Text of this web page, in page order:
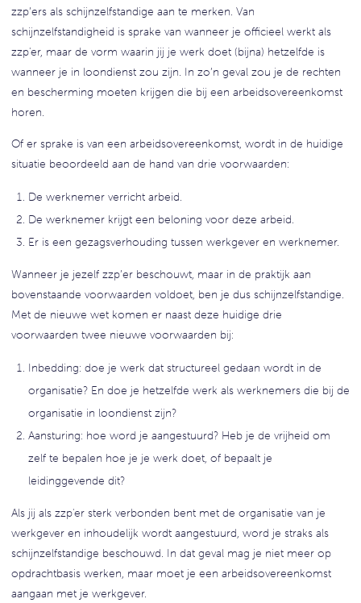
zzp’ers als schijnzelfstandige aan te merken. Van
schijnzelfstandigheid is sprake van wanneer je officieel werkt als
zzp'er, maar de vorm waarin jij je werk doet (bijna) hetzelfde is
wanneer je in loondienst zou zijn. In zo’n geval zou je de rechten
en bescherming moeten krijgen die bij een arbeidsovereenkomst
horen.
Of er sprake is van een arbeidsovereenkomst, wordt in de huidige
situatie beoordeeld aan de hand van drie voorwaarden:
De werknemer verricht arbeid.
De werknemer krijgt een beloning voor deze arbeid.
Er is een gezagsverhouding tussen werkgever en werknemer.
Wanneer je jezelf zzp’er beschouwt, maar in de praktijk aan
bovenstaande voorwaarden voldoet, ben je dus schijnzelfstandige.
Met de nieuwe wet komen er naast deze huidige drie
voorwaarden twee nieuwe voorwaarden bij:
Inbedding: doe je werk dat structureel gedaan wordt in de
organisatie? En doe je hetzelfde werk als werknemers die bij de
organisatie in loondienst zijn?
Aansturing: hoe word je aangestuurd? Heb je de vrijheid om
zelf te bepalen hoe je je werk doet, of bepaalt je
leidinggevende dit?
Als jij als zzp'er sterk verbonden bent met de organisatie van je
werkgever en inhoudelijk wordt aangestuurd, word je straks als
schijnzelfstandige beschouwd. In dat geval mag je niet meer op
opdrachtbasis werken, maar moet je een arbeidsovereenkomst
aangaan met je werkgever.